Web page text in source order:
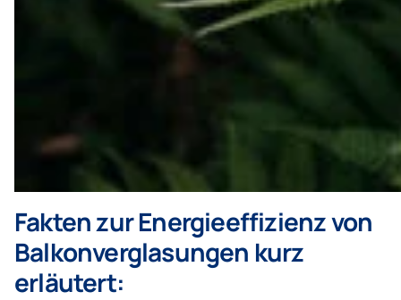
Fakten zur Energieeffizienz von
Balkonverglasungen kurz
erläutert: